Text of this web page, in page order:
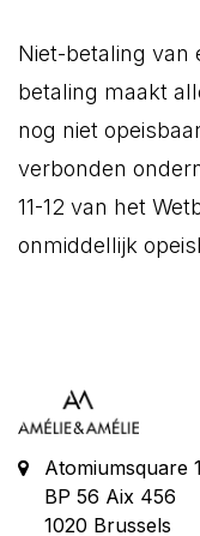
Niet-betaling van
betaling maakt
nog niet
verbonden
11-12 van het
onmiddellijk
Atomiumsquare 1
BP 56 Aix 456
1020 Brussels